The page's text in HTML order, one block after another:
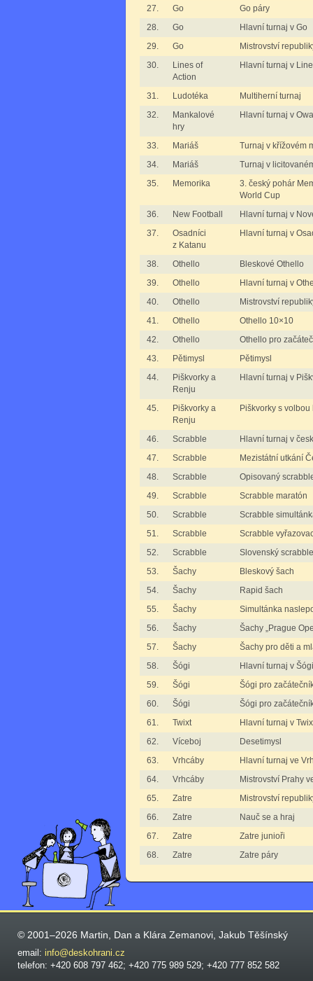
27.
Go
Go páry
28.
Go
Hlavní turnaj v Go
29.
Go
Mistrovství
30.
Lines of
Action
Hlavní turnaj v
31. Ludotéka
Multiherní turnaj
32.
Mankalové
hry
Hlavní turnaj v
33. Mariáš
Turnaj v křížovém
34.
Mariáš
Turnaj v
35.
Memorika
3. český pohár
World Cup
36.
New Football
Hlavní turnaj v
37.
Osadníci
z Katanu
Hlavní turnaj v
38. Othello
Bleskové Othello
39.
Othello
Hlavní turnaj v
40.
Othello
Mistrovství
41.
Othello
Othello 10×10
42.
Othello
Othello pro
43.
Pětimysl
Pětimysl
44.
Piškvorky a
Renju
Hlavní turnaj v
45.
Piškvorky a
Renju
Piškvorky s volbou
46. Scrabble
Hlavní turnaj v
47.
Scrabble
Mezistátní utkání
48.
Scrabble
Opisovaný
49.
Scrabble
Scrabble maratón
50.
Scrabble
Scrabble
51.
Scrabble
Scrabble
52.
Scrabble
Slovenský scrabble
53.
Šachy
Bleskový šach
54.
Šachy
Rapid šach
55.
Šachy
Simultánka
56.
Šachy
Šachy „Prague
57.
Šachy
Šachy pro děti a
58.
Šógi
Hlavní turnaj v Šógi
59.
Šógi
Šógi pro
60.
Šógi
Šógi pro
61.
Twixt
Hlavní turnaj v
62.
Víceboj
Desetimysl
63.
Vrhcáby
Hlavní turnaj ve
64.
Vrhcáby
Mistrovství Prahy
65.
Zatre
Mistrovství
66.
Zatre
Nauč se a hraj
67.
Zatre
Zatre junioři
68.
Zatre Zatre páry
© 2001–2026 Martin, Dan a Klára Zemanovi, Jakub Těšínský
email: info@deskohrani.cz
telefon: +420 608 797 462; +420 775 989 529; +420 777 852 582